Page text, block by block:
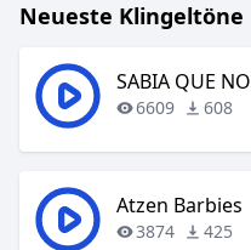
Neueste Klingeltöne
SABIA QUE NO
6609 608
Atzen Barbies
3874 425